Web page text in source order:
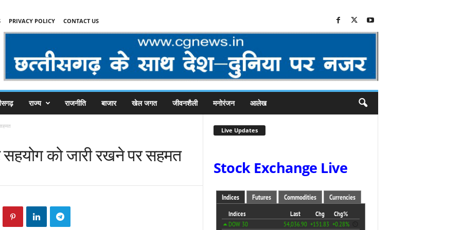
PRIVACY POLICY CONTACT US
राज्य राजनीति बाजार खेल जगत जीवनशैली मनोरंजन आलेख
को जारी रखने पर सहमत
Live Updates
Stock Exchange Live